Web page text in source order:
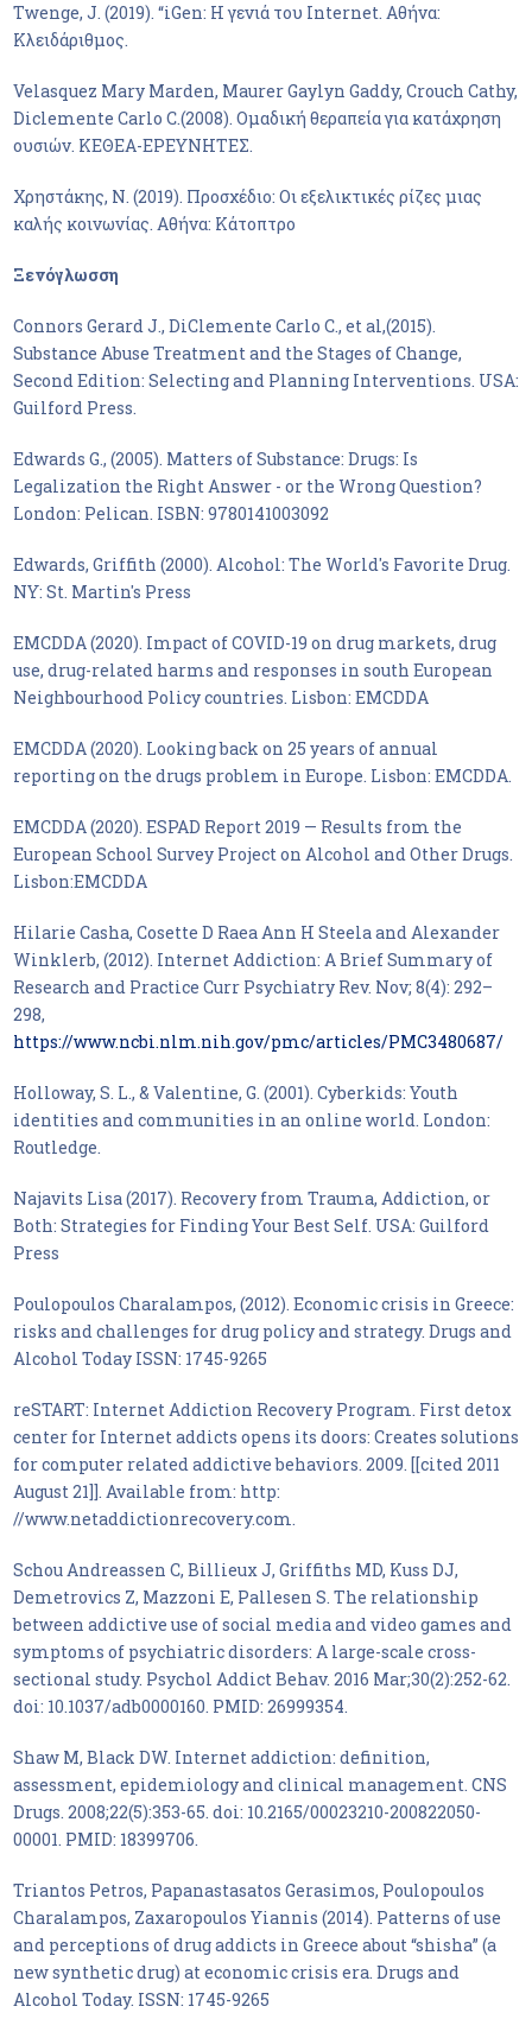
Twenge, J. (2019). “iGen: Η γενιά του Internet. Αθήνα:
Κλειδάριθμος.
Velasquez Mary Marden, Maurer Gaylyn Gaddy, Crouch Cathy,
Diclemente Carlo C.(2008). Ομαδική θεραπεία για κατάχρηση
ουσιών. ΚΕΘΕΑ-ΕΡΕΥΝΗΤΕΣ.
Χρηστάκης, Ν. (2019). Προσχέδιο: Οι εξελικτικές ρίζες μιας
καλής κοινωνίας. Αθήνα: Κάτοπτρο
Ξενόγλωσση
Connors Gerard J., DiClemente Carlo C., et al,(2015).
Substance Abuse Treatment and the Stages of Change,
Second Edition: Selecting and Planning Interventions. USA:
Guilford Press.
Edwards G., (2005). Matters of Substance: Drugs: Is
Legalization the Right Answer - or the Wrong Question?
London: Pelican. ISBN: 9780141003092
Edwards, Griffith (2000). Alcohol: The World's Favorite Drug.
NY: St. Martin's Press
EMCDDA (2020). Impact of COVID-19 on drug markets, drug
use, drug-related harms and responses in south European
Neighbourhood Policy countries. Lisbon: EMCDDA
EMCDDA (2020). Looking back on 25 years of annual
reporting on the drugs problem in Europe. Lisbon: EMCDDA.
EMCDDA (2020). ESPAD Report 2019 — Results from the
European School Survey Project on Alcohol and Other Drugs.
Lisbon:EMCDDA
Hilarie Casha, Cosette D Raea Ann H Steela and Alexander
Winklerb, (2012). Internet Addiction: A Brief Summary of
Research and Practice Curr Psychiatry Rev. Nov; 8(4): 292–
298,
https://www.ncbi.nlm.nih.gov/pmc/articles/PMC3480687/
Holloway, S. L., & Valentine, G. (2001). Cyberkids: Youth
identities and communities in an online world. London:
Routledge.
Najavits Lisa (2017). Recovery from Trauma, Addiction, or
Both: Strategies for Finding Your Best Self. USA: Guilford
Press
Poulopoulos Charalampos, (2012). Economic crisis in Greece:
risks and challenges for drug policy and strategy. Drugs and
Alcohol Today ISSN: 1745-9265
reSTART: Internet Addiction Recovery Program. First detox
center for Internet addicts opens its doors: Creates solutions
for computer related addictive behaviors. 2009. [[cited 2011
August 21]]. Available from: http:
//www.netaddictionrecovery.com.
Schou Andreassen C, Billieux J, Griffiths MD, Kuss DJ,
Demetrovics Z, Mazzoni E, Pallesen S. The relationship
between addictive use of social media and video games and
symptoms of psychiatric disorders: A large-scale cross-
sectional study. Psychol Addict Behav. 2016 Mar;30(2):252-62.
doi: 10.1037/adb0000160. PMID: 26999354.
Shaw M, Black DW. Internet addiction: definition,
assessment, epidemiology and clinical management. CNS
Drugs. 2008;22(5):353-65. doi: 10.2165/00023210-200822050-
00001. PMID: 18399706.
Triantos Petros, Papanastasatos Gerasimos, Poulopoulos
Charalampos, Zaxaropoulos Yiannis (2014). Patterns of use
and perceptions of drug addicts in Greece about “shisha” (a
new synthetic drug) at economic crisis era. Drugs and
Alcohol Today. ISSN: 1745-9265